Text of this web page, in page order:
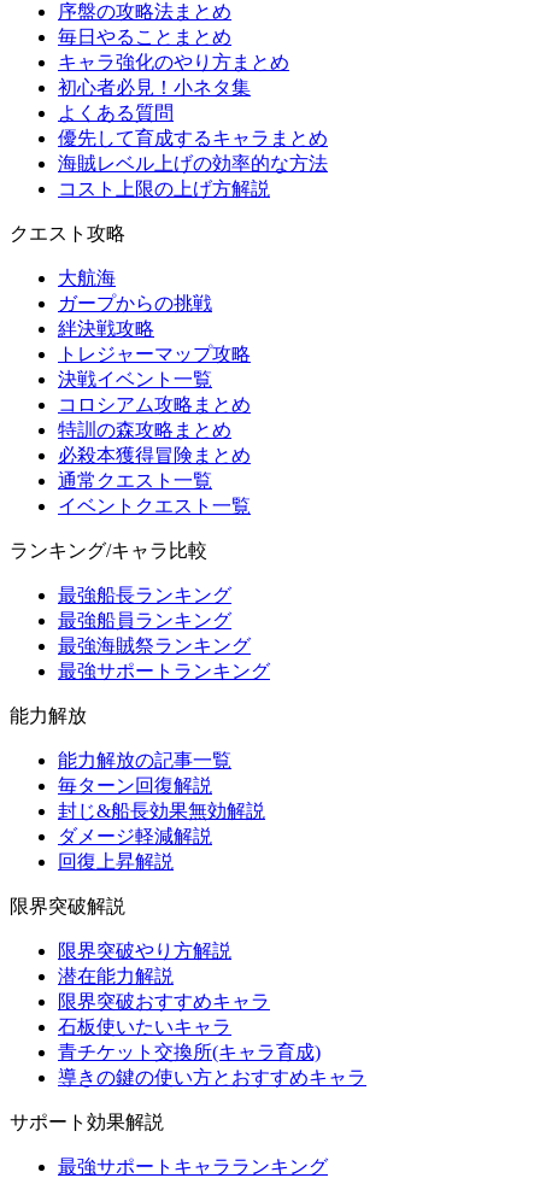
序盤の攻略法まとめ
毎日やることまとめ
キャラ強化のやり方まとめ
初心者必見！小ネタ集
よくある質問
優先して育成するキャラまとめ
海賊レベル上げの効率的な方法
コスト上限の上げ方解説
クエスト攻略
大航海
ガープからの挑戦
絆決戦攻略
トレジャーマップ攻略
決戦イベント一覧
コロシアム攻略まとめ
特訓の森攻略まとめ
必殺本獲得冒険まとめ
通常クエスト一覧
イベントクエスト一覧
ランキング/キャラ比較
最強船長ランキング
最強船員ランキング
最強海賊祭ランキング
最強サポートランキング
能力解放
能力解放の記事一覧
毎ターン回復解説
封じ&船長効果無効解説
ダメージ軽減解説
回復上昇解説
限界突破解説
限界突破やり方解説
潜在能力解説
限界突破おすすめキャラ
石板使いたいキャラ
青チケット交換所(キャラ育成)
導きの鍵の使い方とおすすめキャラ
サポート効果解説
最強サポートキャラランキング